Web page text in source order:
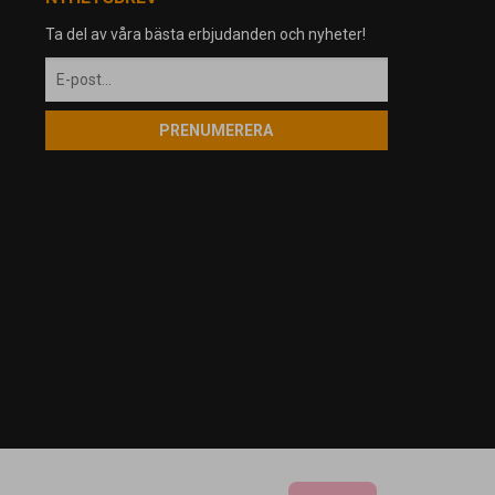
Ta del av våra bästa erbjudanden och nyheter!
PRENUMERERA